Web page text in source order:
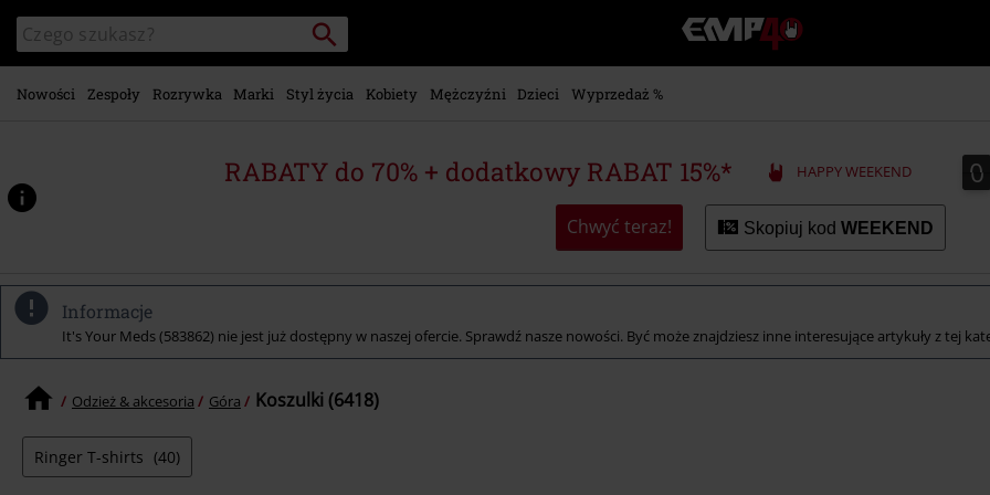
głównej
zawartości
Wyszukaj
katalog
Szukaj
EMP
-
Merch
Seriali
Gier
Alternatywna.
Nowości Zespoły Rozrywka Marki Styl życia Kobiety Mężczyźni Dzieci Wyprzedaż %
RABATY do 70% + dodatkowy RABAT 15%* HAPPY WEEKEND 0
0
Chwyć teraz! Skopiuj kod WEEKEND
Informacje
It's Your Meds (583862) nie jest już dostępny w naszej ofercie. Sprawdź nasze nowości. Być może znajdziesz inne interesujące artykuły z tej
Odzież & akcesoria Góra Koszulki (6418)
Ringer T-shirts (40)